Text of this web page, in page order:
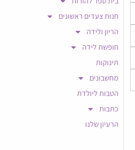
חנות צעדים ראשונים
הריון ולידה
חופשת לידה
תינוקות
מחשבונים
הטבות ליולדת
כתבות
הרעיון שלנו